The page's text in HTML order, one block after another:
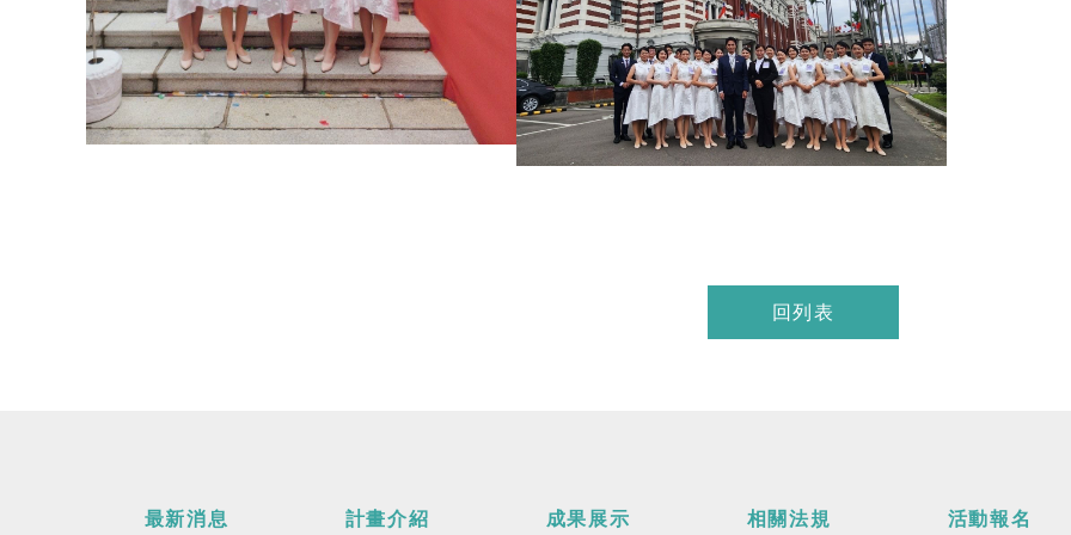
回列表
最新消息 計畫介紹 成果展示 相關法規 活動報名